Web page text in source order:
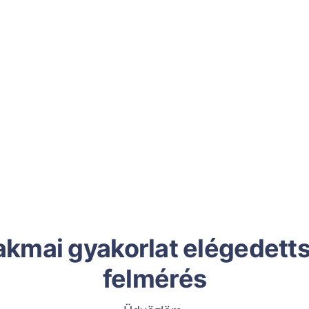
gyakorlat
felmérés